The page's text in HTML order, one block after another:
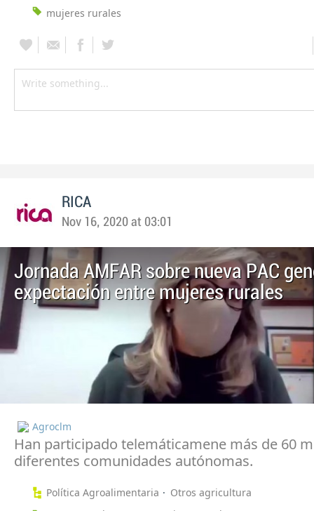
mujeres rurales
RICA
Nov 16, 2020 at 03:01
Jornada AMFAR sobre nueva PAC
expectación entre mujeres rurales
Agroclm
Han participado telemáticamene más de 60
diferentes comunidades autónomas.
Política Agroalimentaria
Otros agricultura